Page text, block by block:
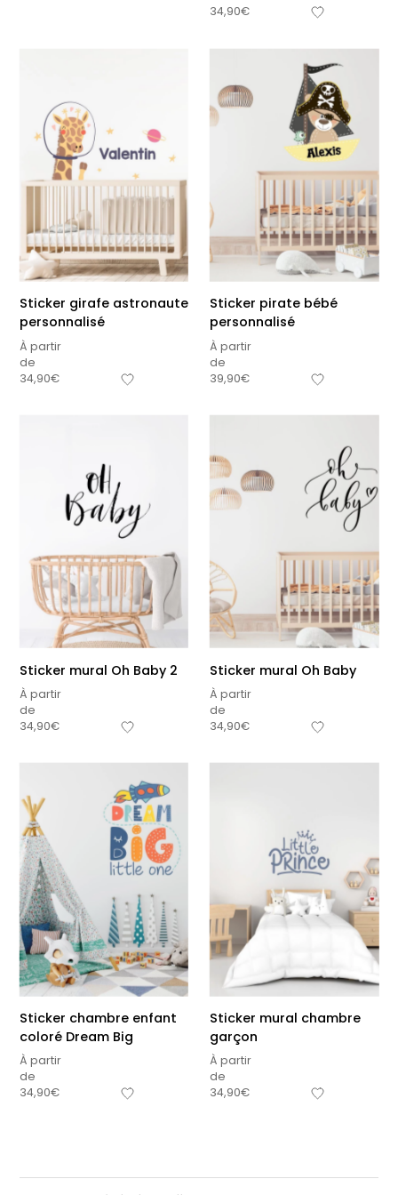
34,90€
Sticker girafe astronaute
personnalisé
À partir
de
34,90€
Sticker pirate bébé
personnalisé
À partir
de
39,90€
Sticker mural Oh Baby 2
À partir
de
34,90€
Sticker mural Oh Baby
À partir
de
34,90€
Sticker chambre enfant
coloré Dream Big
À partir
de
34,90€
Sticker mural chambre
garçon
À partir
de
34,90€